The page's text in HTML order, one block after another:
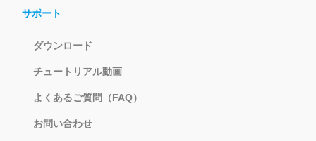
サポート
ダウンロード
チュートリアル動画
よくあるご質問（FAQ）
お問い合わせ